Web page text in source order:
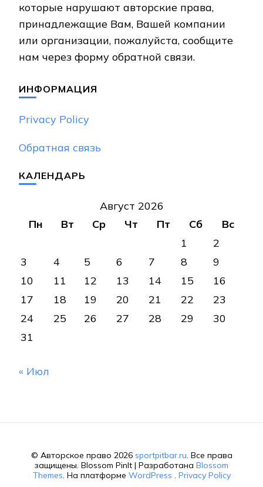
которые нарушают авторские права,
принадлежащие Вам, Вашей компании
или организации, пожалуйста, сообщите
нам через форму обратной связи.
ИНФОРМАЦИЯ
Privacy Policy
Обратная связь
КАЛЕНДАРЬ
Август 2026
Пн
Вт Ср Чт Пт Сб
Вс
1
2
3
4 5 6 7 8
9
10
11 12 13 14 15
16
17
18 19 20 21 22
23
24
25 26 27 28 29
30
31
« Июл
© Авторское право 2026 sportpitbar.ru. Все права
защищены. Blossom PinIt | Разработана Blossom
Themes. На платформе WordPress . Privacy Policy